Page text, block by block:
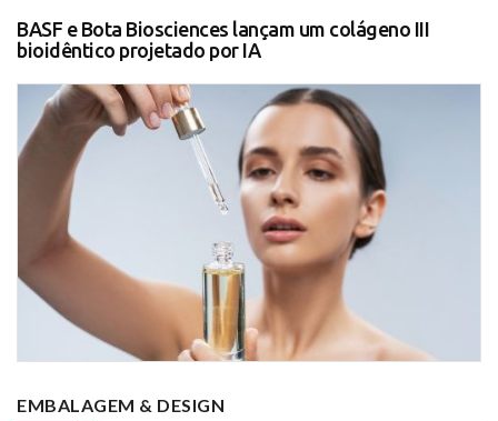
BASF e Bota Biosciences lançam um colágeno III
bioidêntico projetado por IA
EMBALAGEM & DESIGN